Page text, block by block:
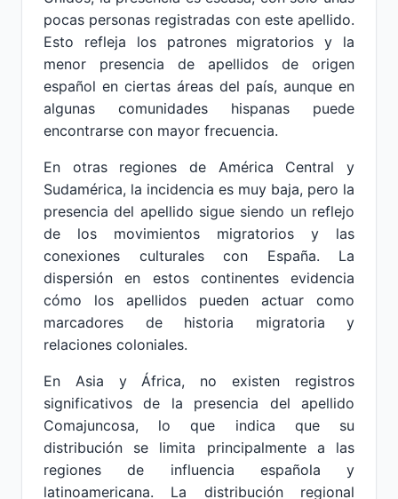
pocas personas registradas con este apellido.
Esto refleja los patrones migratorios y la
menor presencia de apellidos de origen
español en ciertas áreas del país, aunque en
algunas comunidades hispanas puede
encontrarse con mayor frecuencia.
En otras regiones de América Central y
Sudamérica, la incidencia es muy baja, pero la
presencia del apellido sigue siendo un reflejo
de los movimientos migratorios y las
conexiones culturales con España. La
dispersión en estos continentes evidencia
cómo los apellidos pueden actuar como
marcadores de historia migratoria y
relaciones coloniales.
En Asia y África, no existen registros
significativos de la presencia del apellido
Comajuncosa, lo que indica que su
distribución se limita principalmente a las
regiones de influencia española y
latinoamericana. La distribución regional